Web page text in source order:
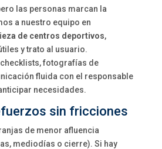
las personas marcan la
a nuestro equipo en
de centros deportivos,
y trato al usuario.
fotografías de
fluida con el responsable
necesidades.
sin fricciones
de menor afluencia
mediodías o cierre). Si hay